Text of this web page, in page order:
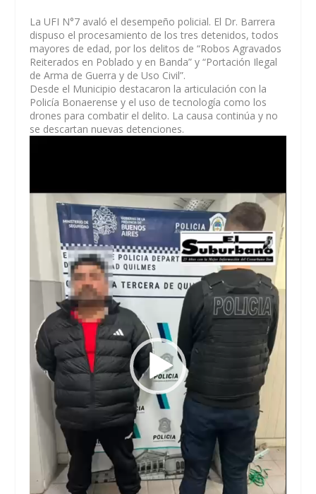
La UFI N°7 avaló el desempeño policial. El Dr. Barrera
dispuso el procesamiento de los tres detenidos, todos
mayores de edad, por los delitos de “Robos Agravados
Reiterados en Poblado y en Banda” y “Portación Ilegal
de Arma de Guerra y de Uso Civil”.
Desde el Municipio destacaron la articulación con la
Policía Bonaerense y el uso de tecnología como los
drones para combatir el delito. La causa continúa y no
se descartan nuevas detenciones.